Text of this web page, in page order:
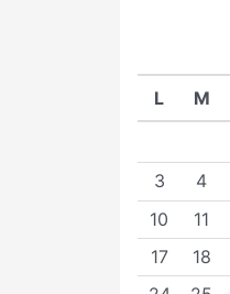
L M
3
4
10
11
17
18